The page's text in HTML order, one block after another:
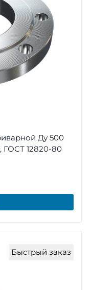
Ду 500
ГОСТ 12820-80
Быстрый заказ